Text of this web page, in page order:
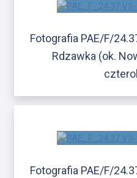
Fotografia PAE/F/
Rdzawka (ok.
Fotografia PAE/F/